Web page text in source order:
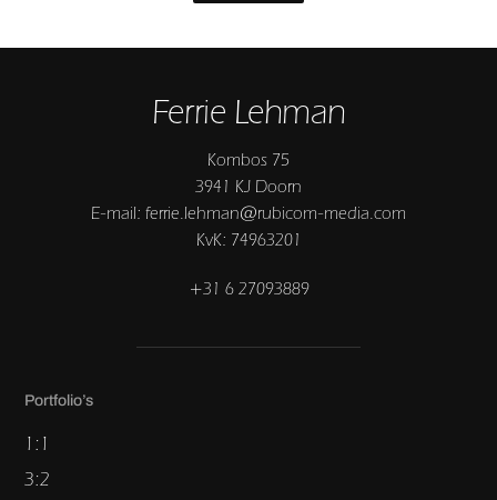
Ferrie Lehman
Kombos 75
3941 KJ Doorn
E-mail: ferrie.lehman@rubicom-media.com
KvK: 74963201
+31 6 27093889
Portfolio’s
1:1
3:2